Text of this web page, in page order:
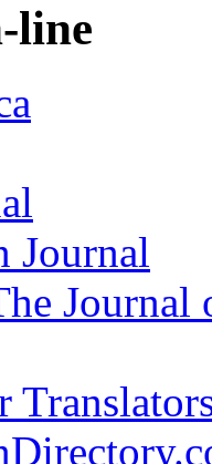
line
Journal